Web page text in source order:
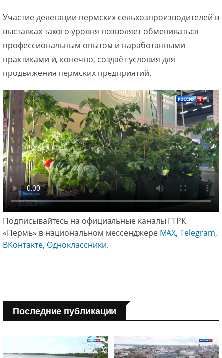
Участие делегации пермских сельхозпроизводителей в
выставках такого уровня позволяет обмениваться
профессиональным опытом и наработанными
практиками и, конечно, создаёт условия для
продвижения пермских предприятий.
Подписывайтесь на официальные каналы ГТРК
«Пермь» в национальном мессенджере МАХ, Telegram,
ВКонтакте, Одноклассники.
Последние публикации